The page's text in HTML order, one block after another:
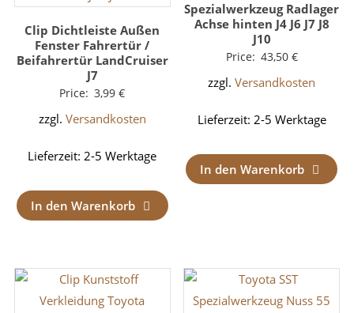
Clip Dichtleiste Außen
Fenster Fahrertür /
Beifahrertür LandCruiser
J7
Price: 3,99€
zzgl. Versandkosten
Lieferzeit:2-5 Werktage
In den Warenkorb
Spezialwerkzeug Radlager
Achse hinten J4 J6 J7 J8
J10
Price: 43,50 €
zzgl.Versandkosten
Lieferzeit: 2-5 Werktage
In den Warenkorb